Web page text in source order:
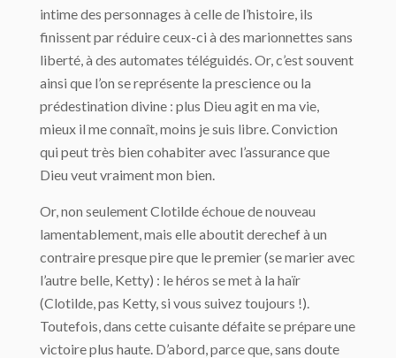
intime des personnages à celle de l’histoire, ils
finissent par réduire ceux-ci à des marionnettes sans
liberté, à des automates téléguidés. Or, c’est souvent
ainsi que l’on se représente la prescience ou la
prédestination divine : plus Dieu agit en ma vie,
mieux il me connaît, moins je suis libre. Conviction
qui peut très bien cohabiter avec l’assurance que
Dieu veut vraiment mon bien.
Or, non seulement Clotilde échoue de nouveau
lamentablement, mais elle aboutit derechef à un
contraire presque pire que le premier (se marier avec
l’autre belle, Ketty) : le héros se met à la haïr
(Clotilde, pas Ketty, si vous suivez toujours !).
Toutefois, dans cette cuisante défaite se prépare une
victoire plus haute. D’abord, parce que, sans doute